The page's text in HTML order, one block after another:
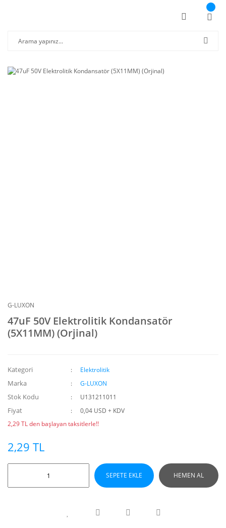
G-LUXON
47uF 50V Elektrolitik Kondansatör
(5X11MM) (Orjinal)
Kategori Elektrolitik
Marka G-LUXON
Stok Kodu U131211011
Fiyat
0,04 USD + KDV
2,29 TL den başlayan taksitlerle!!
2,29 TL
SEPETE EKLE HEMEN AL